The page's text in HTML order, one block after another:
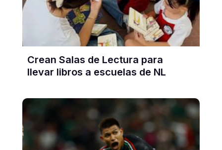
Crean Salas de Lectura para
llevar libros a escuelas de NL